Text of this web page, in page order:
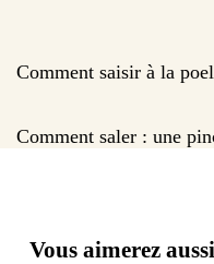
Comment saisir à la
Comment saler : une
Vous aimerez aussi